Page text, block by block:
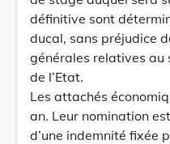
définitive sont
ducal, sans préjudice
générales relatives au
de l’Etat.
Les attachés
an. Leur nomination
d’une indemnité fixée